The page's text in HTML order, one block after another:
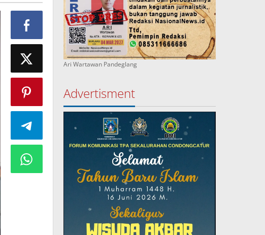
Ari Wartawan Pandeglang
Advertisment